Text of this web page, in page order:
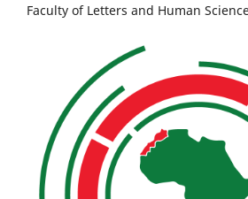
Faculty of Letters and Human